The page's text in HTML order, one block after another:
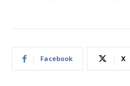
Facebook X